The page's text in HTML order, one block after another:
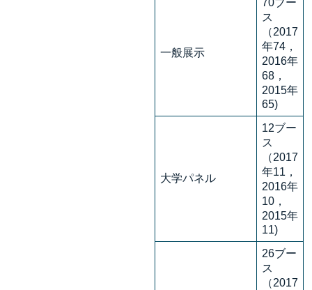
一般展示
ス
（2017
年74，
2016年
68，
2015年
65)
大学パネル
12ブー
ス
（2017
年11，
2016年
10，
2015年
11)
26ブー
ス
（2017